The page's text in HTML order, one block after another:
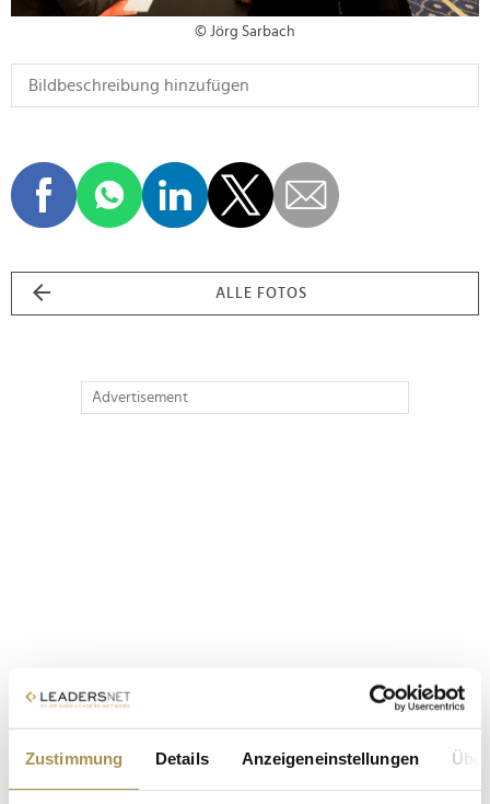
Zustimmung Details Anzeigeneinstellungen
© Jörg Sarbach
ALLE FOTOS
Advertisement